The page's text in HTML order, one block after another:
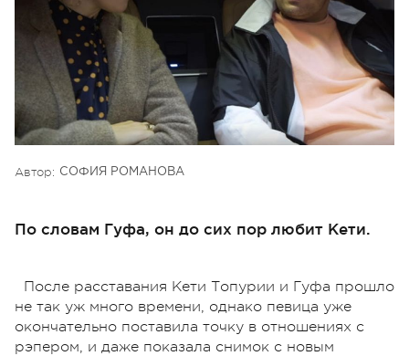
Автор: СОФИЯ РОМАНОВА
По словам Гуфа, он до сих пор любит Кети.
После расставания Кети Топурии и Гуфа прошло
не так уж много времени, однако певица уже
окончательно поставила точку в отношениях с
рэпером, и даже показала снимок с новым